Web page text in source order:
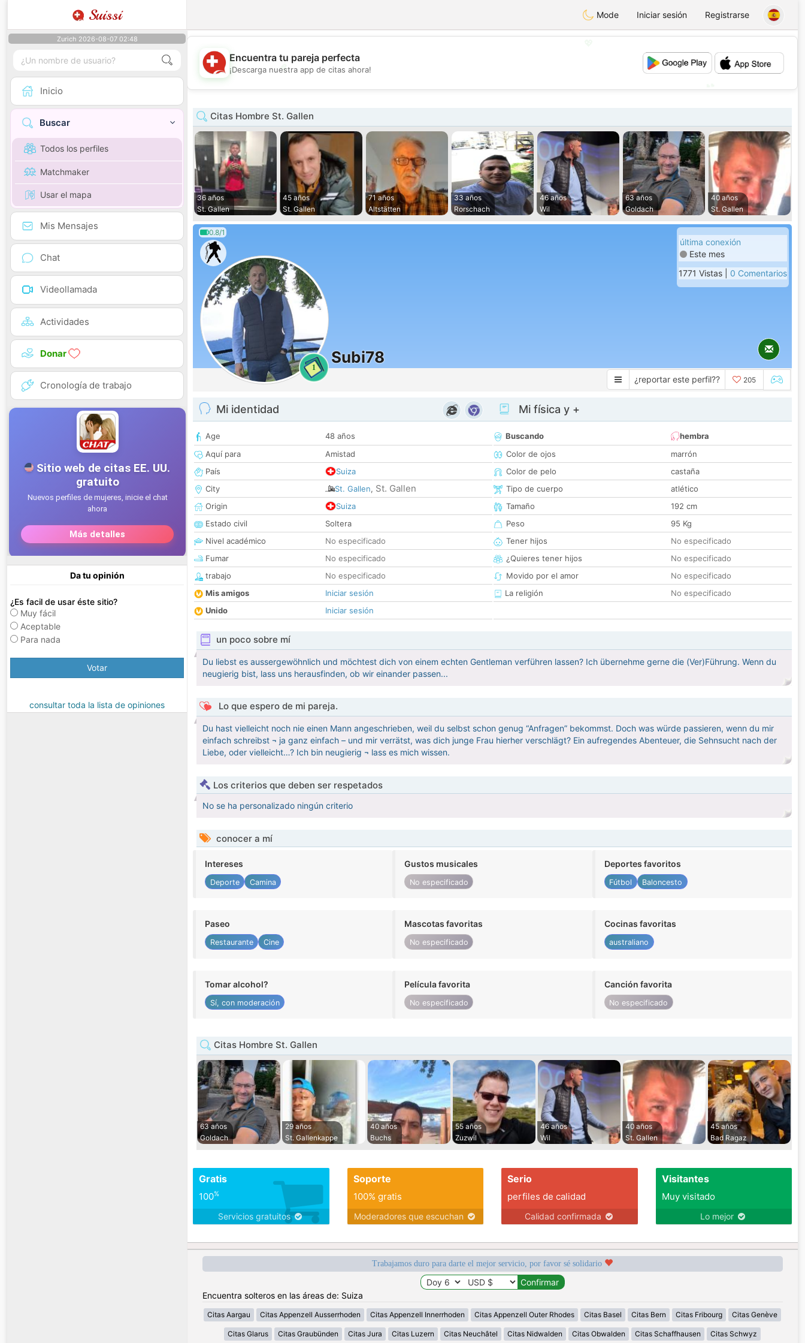
Suissi Mode Iniciar sesión Registrarse
Zurich 2026-08-07 02:48
Inicio
Buscar
Todos los perfiles
Matchmaker
Usar el mapa
Mis Mensajes
Chat
Videollamada
Actividades
Donar
Cronología de trabajo
Da tu opinión
¿Es facil de usar éste sitio?
Muy fácil
Aceptable
Para nada
Votar
consultar toda la lista de opiniones
💖
💕
Encuentra tu pareja perfecta
¡Descarga nuestra app de citas ahora!
Citas Hombre St. Gallen
36 años
St. Gallen
45 años
St. Gallen
71 años
Altstätten
33 años
Rorschach
46 años
Wil
63 años
Goldach
40 años
St. Gallen
0.8/1
1
Subi78
última conexión
Este mes
1771 Vistas | 0 Comentarios
¿reportar este perfil?? 205
Mi identidad
Age
48 años
Aquí para
Amistad
País
Suiza
City
St. Gallen, St. Gallen
Origin
Suiza
Estado civil
Soltera
Nivel académico
No especificado
Fumar
No especificado
trabajo
No especificado
Mis amigos
Iniciar sesión
Unido
Iniciar sesión
Mi física y +
Buscando
hembra
Color de ojos
marrón
Color de pelo
castaña
Tipo de cuerpo
atlético
Tamaño
192 cm
Peso
95 Kg
Tener hijos
No especificado
¿Quieres tener hijos
No especificado
Movido por el amor
No especificado
La religión
No especificado
un poco sobre mí
Du liebst es aussergewöhnlich und möchtest dich von einem echten Gentleman verführen lassen? Ich übernehme gerne die (Ver)Führung. Wenn du
neugierig bist, lass uns herausfinden, ob wir einander passen...
Lo que espero de mi pareja.
Du hast vielleicht noch nie einen Mann angeschrieben, weil du selbst schon genug “Anfragen” bekommst. Doch was würde passieren, wenn du mir
einfach schreibst ¬ ja ganz einfach – und mir verrätst, was dich junge Frau hierher verschlägt? Ein aufregendes Abenteuer, die Sehnsucht nach der
Liebe, oder vielleicht…? Ich bin neugierig ¬ lass es mich wissen.
Los criterios que deben ser respetados
No se ha personalizado ningún criterio
conocer a mí
Intereses
Deporte Camina
Gustos musicales
No especificado
Deportes favoritos
Fútbol Baloncesto
Paseo
Restaurante Cine
Mascotas favoritas
No especificado
Cocinas favoritas
australiano
Tomar alcohol?
Sí, con moderación
Película favorita
No especificado
Canción favorita
No especificado
Citas Hombre St. Gallen
63 años
Goldach
29 años
St. Gallenkappe
40 años
Buchs
55 años
Zuzwil
46 años
Wil
40 años
St. Gallen
45 años
Bad Ragaz
Gratis
100%
Servicios gratuitos
Soporte
100% gratis
Moderadores que escuchan
Serio
perfiles de calidad
Calidad confirmada
Visitantes
Muy visitado
Lo mejor
Trabajamos duro para darte el mejor servicio, por favor sé solidario
Encuentra solteros en las áreas de: Suiza
Citas Aargau Citas Appenzell Ausserrhoden Citas Appenzell Innerrhoden Citas Appenzell Outer Rhodes Citas Basel Citas Bern Citas Fribourg Citas Genève
Citas Glarus Citas Graubünden Citas Jura Citas Luzern Citas Neuchâtel Citas Nidwalden Citas Obwalden Citas Schaffhausen Citas Schwyz